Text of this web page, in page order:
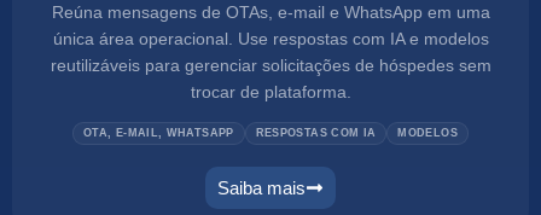
Reúna mensagens de OTAs, e-mail e WhatsApp em uma
única área operacional. Use respostas com IA e modelos
reutilizáveis para gerenciar solicitações de hóspedes sem
trocar de plataforma.
OTA, E-MAIL, WHATSAPP RESPOSTAS COM IA MODELOS
Saiba mais